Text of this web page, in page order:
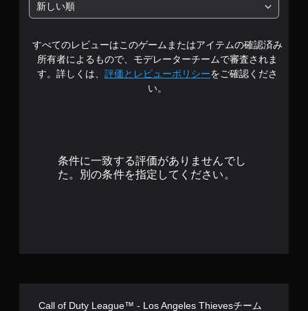
新しい順
すべてのレビューはこのゲームまたはアイテムの確認済み
所有者によるもので、モデレーターチームで審査されま
す。詳しくは、 評価とレビューポリシーをご確認くださ
い。
条件に一致する評価がありませんでし
た。別の条件を指定してください。
Call of Duty League™ - Los Angeles Thievesチーム